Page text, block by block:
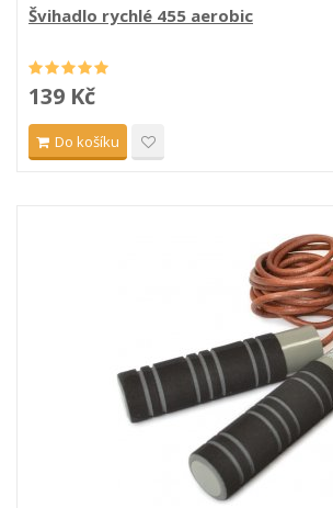
Švihadlo rychlé 455 aerobic
139 Kč
Do košíku